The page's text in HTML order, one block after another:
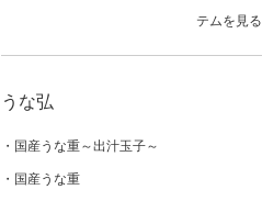
テムを見る
うな弘
国産うな重～出汁玉子～
国産うな重